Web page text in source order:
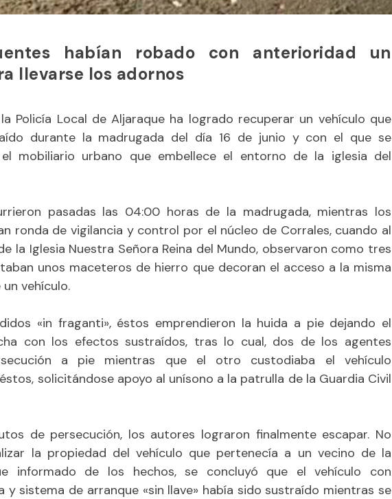
habían robado con anterioridad un
llevarse los adornos
Policía Local de Aljaraque ha logrado recuperar un vehículo que
durante la madrugada del día 16 de junio y con el que se
mobiliario urbano que embellece el entorno de la iglesia del
pasadas las 04:00 horas de la madrugada, mientras los
ronda de vigilancia y control por el núcleo de Corrales, cuando al
la Iglesia Nuestra Señora Reina del Mundo, observaron como tres
unos maceteros de hierro que decoran el acceso a la misma
vehículo.
«in fraganti», éstos emprendieron la huida a pie dejando el
con los efectos sustraídos, tras lo cual, dos de los agentes
a pie mientras que el otro custodiaba el vehículo
solicitándose apoyo al unísono a la patrulla de la Guardia Civil
de persecución, los autores lograron finalmente escapar. No
la propiedad del vehículo que pertenecía a un vecino de la
informado de los hechos, se concluyó que el vehículo con
y sistema de arranque «sin llave» había sido sustraído mientras se